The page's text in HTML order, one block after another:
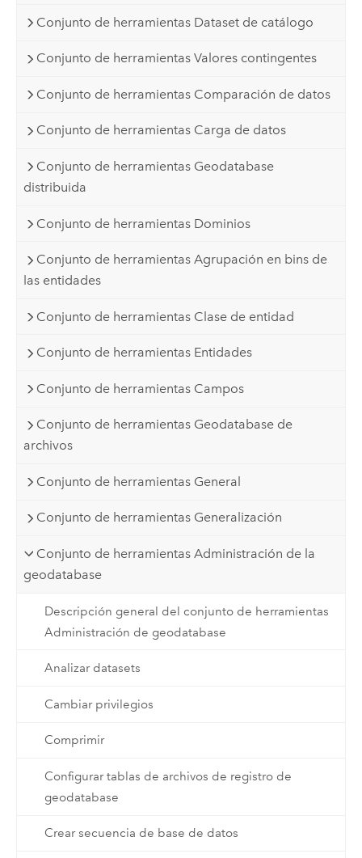
Conjunto de herramientas Dataset de catálogo
Conjunto de herramientas Valores contingentes
Conjunto de herramientas Comparación de datos
Conjunto de herramientas Carga de datos
Conjunto de herramientas Geodatabase
distribuida
Conjunto de herramientas Dominios
Conjunto de herramientas Agrupación en bins de
las entidades
Conjunto de herramientas Clase de entidad
Conjunto de herramientas Entidades
Conjunto de herramientas Campos
Conjunto de herramientas Geodatabase de
archivos
Conjunto de herramientas General
Conjunto de herramientas Generalización
Conjunto de herramientas Administración de la
geodatabase
Descripción general del conjunto de herramientas
Administración de geodatabase
Analizar datasets
Cambiar privilegios
Comprimir
Configurar tablas de archivos de registro de
geodatabase
Crear secuencia de base de datos